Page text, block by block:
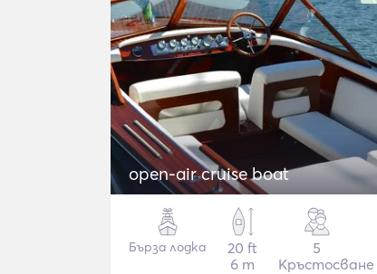
open-air cruise boat
Бърза лодка
20 ft
6 m
5
Кръстосване